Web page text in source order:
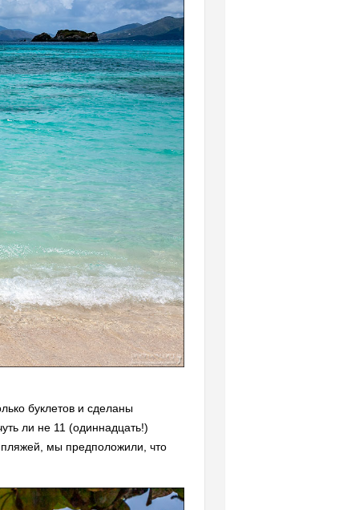
буклетов и сделаны
ли не 11 (одиннадцать!)
мы предположили, что